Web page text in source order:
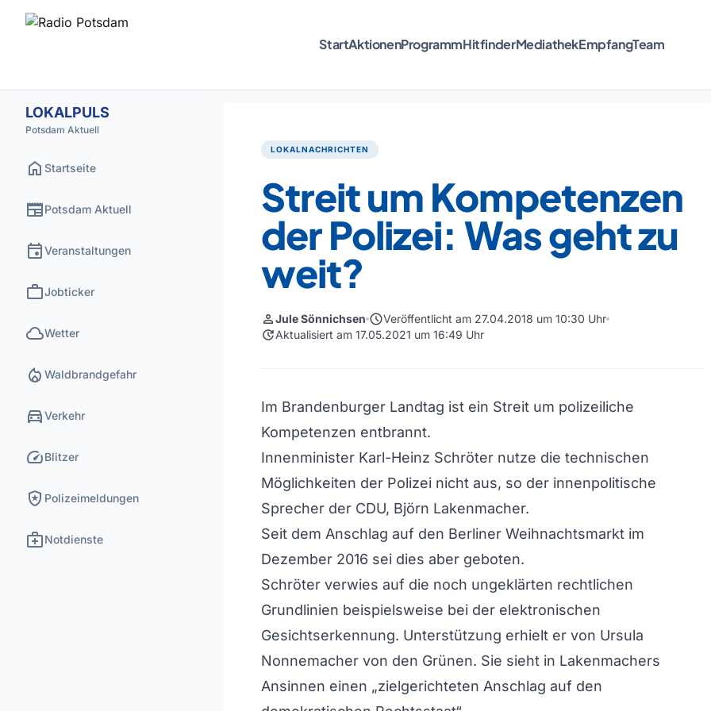
StartAktionenProgrammHitfinderMediathekEmpfangTeam
LOKALPULS
Potsdam Aktuell
home Startseite
newspaperPotsdam Aktuell
eventVeranstaltungen
workJobticker
cloudWetter
local_fire_department Waldbrandgefahr
directions_carVerkehr
speedBlitzer
local_police Polizeimeldungen
medical_servicesNotdienste
LOKALNACHRICHTEN
Streit um Kompetenzen
der Polizei: Was geht zu
weit?
personJule Sönnichsen scheduleVeröffentlicht am 27.04.2018 um 10:30 Uhr
updateAktualisiert am 17.05.2021 um 16:49 Uhr
Im Brandenburger Landtag ist ein Streit um polizeiliche
Kompetenzen entbrannt.
Innenminister Karl-Heinz Schröter nutze die technischen
Möglichkeiten der Polizei nicht aus, so der innenpolitische
Sprecher der CDU, Björn Lakenmacher.
Seit dem Anschlag auf den Berliner Weihnachtsmarkt im
Dezember 2016 sei dies aber geboten.
Schröter verwies auf die noch ungeklärten rechtlichen
Grundlinien beispielsweise bei der elektronischen
Gesichtserkennung. Unterstützung erhielt er von Ursula
Nonnemacher von den Grünen. Sie sieht in Lakenmachers
Ansinnen einen „zielgerichteten Anschlag auf den